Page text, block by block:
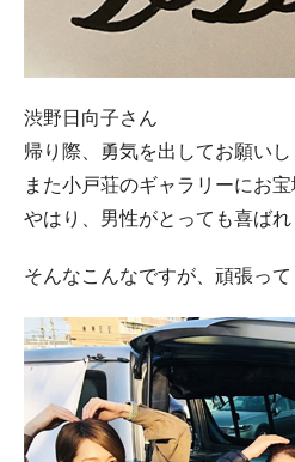
渋野日向子さん
帰り際、勇気を出してお願い
また小戸荘のギャラリーにお
やはり、男性がとっても喜ば
そんなこんなですが、頑張って